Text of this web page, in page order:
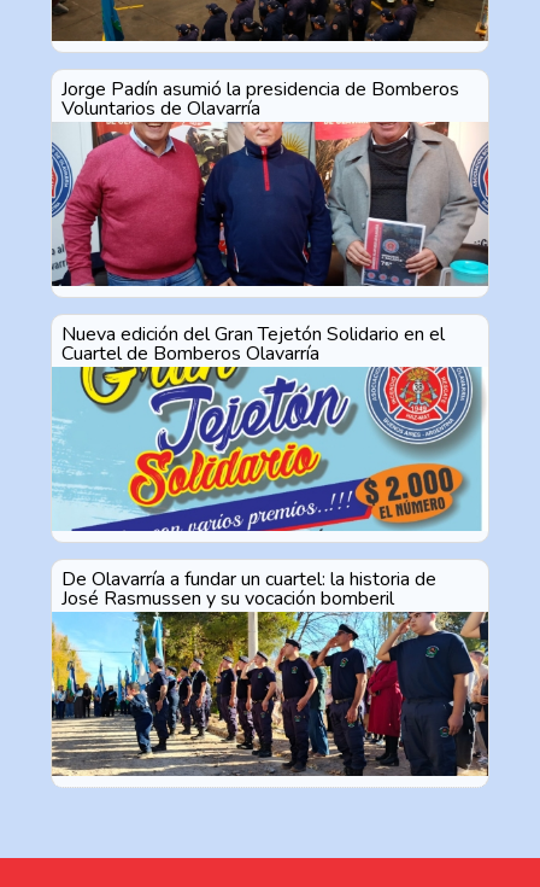
Jorge Padín asumió la presidencia de Bomberos
Voluntarios de Olavarría
Nueva edición del Gran Tejetón Solidario en el
Cuartel de Bomberos Olavarría
De Olavarría a fundar un cuartel: la historia de
José Rasmussen y su vocación bomberil